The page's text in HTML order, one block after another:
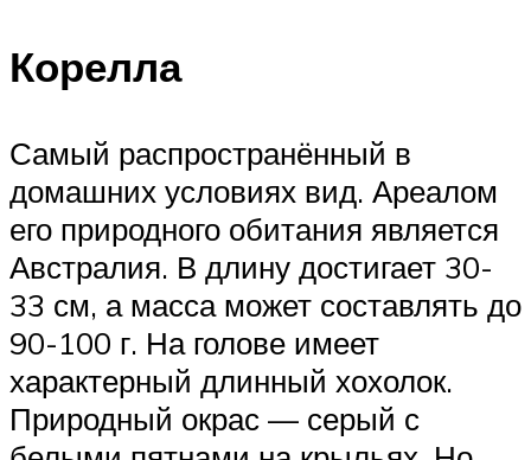
Корелла
Самый распространённый в
домашних условиях вид. Ареалом
его природного обитания является
Австралия. В длину достигает 30-
33 см, а масса может составлять до
90-100 г. На голове имеет
характерный длинный хохолок.
Природный окрас — серый с